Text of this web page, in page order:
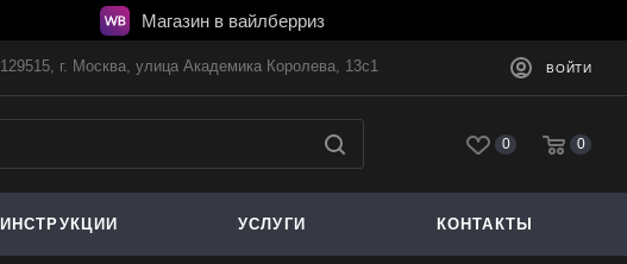
Магазин в вайлберриз
129515, г. Москва, улица Академика Королева, 13с1 ВОЙТИ
0 0
ИНСТРУКЦИИ УСЛУГИ КОНТАКТЫ